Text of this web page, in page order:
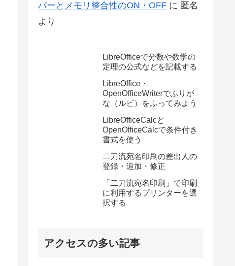
バーとメモリ整合性のON・OFF に 匿名
より
LibreOfficeで分数や数学の
定理の公式などを記載する
LibreOffice・
OpenOfficeWriterでふりが
な（ルビ）をふってみよう
LibreOfficeCalcと
OpenOfficeCalcで条件付き
書式を使う
二刀流宛名印刷の差出人の
登録・追加・修正
「二刀流宛名印刷」で印刷
に利用するプリンターを選
択する
アクセスの多い記事